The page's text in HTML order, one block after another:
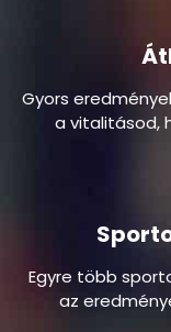
a vitalitásod,